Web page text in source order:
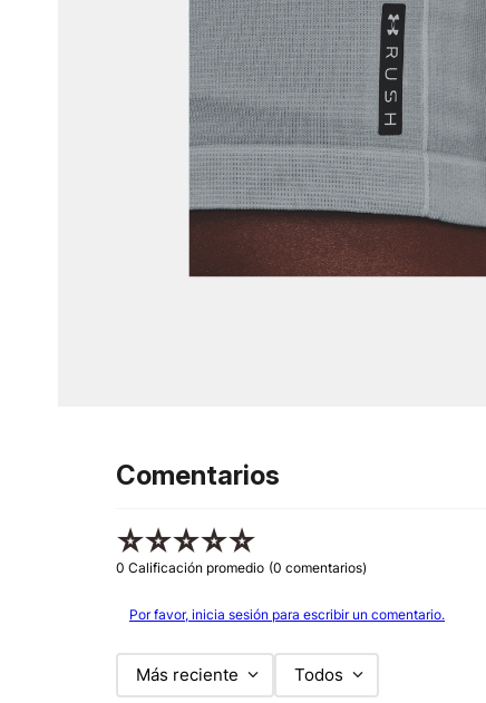
Comentarios
☆☆☆☆☆
0 Calificación promedio (0 comentarios)
Por favor, inicia sesión para escribir un comentario.
Más reciente Todos